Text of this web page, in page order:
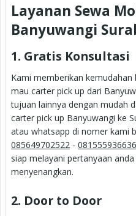
Layanan Sewa
Banyuwangi
1. Gratis Konsultasi
Kami memberikan
mau carter pick up dari
tujuan lainnya dengan mudah
carter pick up Banyuwangi ke
atau whatsapp di nomer kami
085649702522 - 081555936636
siap melayani pertanyaan
menyenangkan.
2. Door to Door